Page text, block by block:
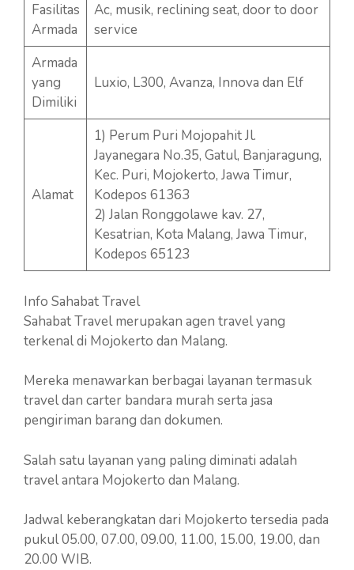
Fasilitas
Armada
Ac, musik, reclining seat, door to door
service
Armada
yang
Dimiliki
Luxio, L300, Avanza, Innova dan Elf
Alamat
1) Perum Puri Mojopahit Jl.
Jayanegara No.35, Gatul, Banjaragung,
Kec. Puri, Mojokerto, Jawa Timur,
Kodepos 61363
2) Jalan Ronggolawe kav. 27,
Kesatrian, Kota Malang, Jawa Timur,
Kodepos 65123
Info Sahabat Travel
Sahabat Travel merupakan agen travel yang
terkenal di Mojokerto dan Malang.
Mereka menawarkan berbagai layanan termasuk
travel dan carter bandara murah serta jasa
pengiriman barang dan dokumen.
Salah satu layanan yang paling diminati adalah
travel antara Mojokerto dan Malang.
Jadwal keberangkatan dari Mojokerto tersedia pada
pukul 05.00, 07.00, 09.00, 11.00, 15.00, 19.00, dan
20.00 WIB.